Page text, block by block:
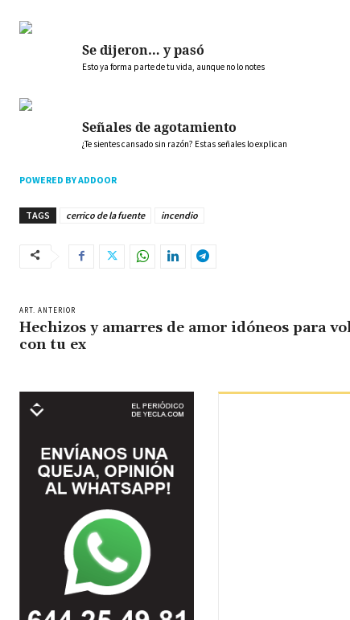
Se dijeron… y pasó
Esto ya forma parte de tu vida, aunque no lo notes
Señales de agotamiento
¿Te sientes cansado sin razón? Estas señales lo explican
POWERED BY ADDOOR
TAGS cerrico de la fuente incendio
ART. ANTERIOR
Hechizos y amarres de amor idóneos para
con tu ex